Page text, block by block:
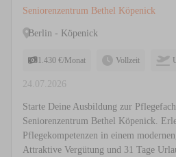
Seniorenzentrum Bethel Köpenick
Berlin - Köpenick
1.430 €/Monat Vollzeit
24.07.2026
Starte Deine Ausbildung zur
Seniorenzentrum Bethel Köpenick.
Pflegekompetenzen in einem
Attraktive Vergütung und 31 Tage